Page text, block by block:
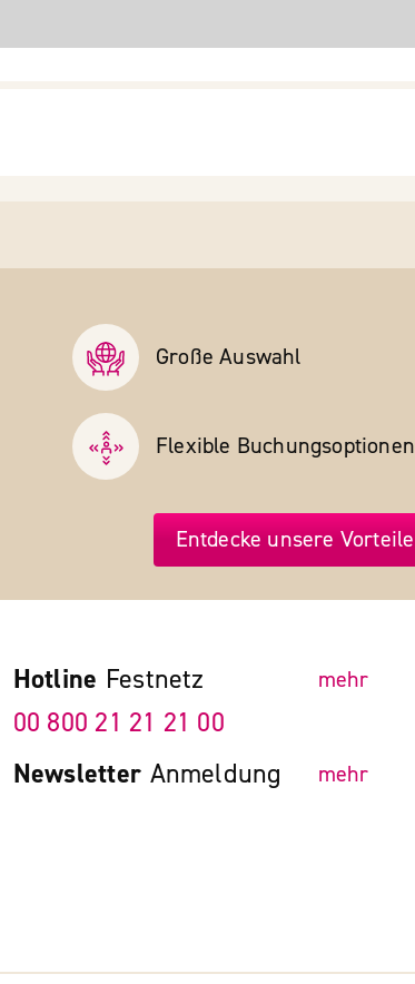
Große Auswahl
Flexible Buchungs­optionen
Entdecke unsere Vorteile
Hotline Festnetz mehr
00 800 21 21 21 00
Newsletter Anmeldung mehr